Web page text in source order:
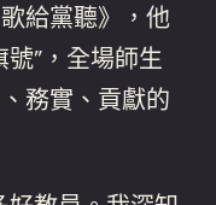
給黨聽》，他
”，全場師生
務實、貢獻的